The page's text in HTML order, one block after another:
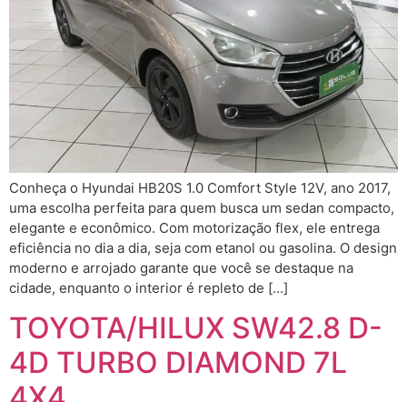
Conheça o Hyundai HB20S 1.0 Comfort Style 12V, ano 2017,
uma escolha perfeita para quem busca um sedan compacto,
elegante e econômico. Com motorização flex, ele entrega
eficiência no dia a dia, seja com etanol ou gasolina. O design
moderno e arrojado garante que você se destaque na
cidade, enquanto o interior é repleto de […]
TOYOTA/HILUX SW42.8 D-
4D TURBO DIAMOND 7L